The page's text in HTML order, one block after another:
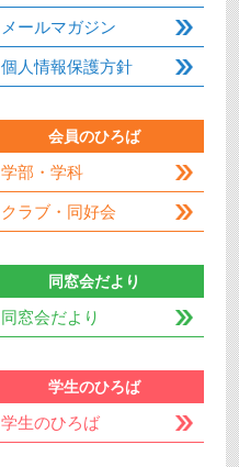
メールマガジン
個人情報保護方針
会員のひろば
学部・学科
クラブ・同好会
同窓会だより
同窓会だより
学生のひろば
学生のひろば